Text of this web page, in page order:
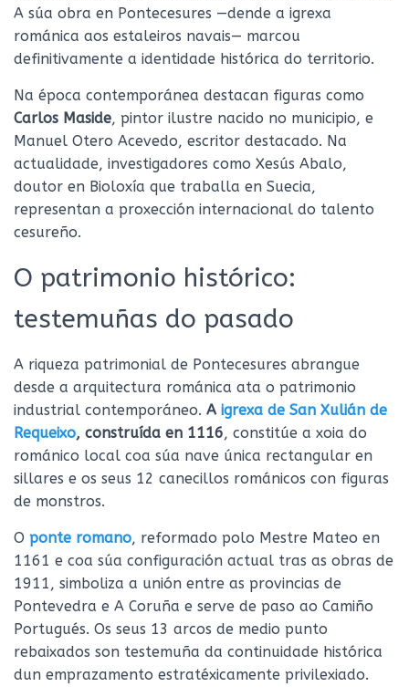
A súa obra en Pontecesures —dende a igrexa
románica aos estaleiros navais— marcou
definitivamente a identidade histórica do territorio.
Na época contemporánea destacan figuras como
Carlos Maside, pintor ilustre nacido no municipio, e
Manuel Otero Acevedo, escritor destacado. Na
actualidade, investigadores como Xesús Abalo,
doutor en Bioloxía que traballa en Suecia,
representan a proxección internacional do talento
cesureño.
O patrimonio histórico:
testemuñas do pasado
A riqueza patrimonial de Pontecesures abrangue
desde a arquitectura románica ata o patrimonio
industrial contemporáneo. A igrexa de San Xulián de
Requeixo, construída en 1116, constitúe a xoia do
románico local coa súa nave única rectangular en
sillares e os seus 12 canecillos románicos con figuras
de monstros.
O ponte romano, reformado polo Mestre Mateo en
1161 e coa súa configuración actual tras as obras de
1911, simboliza a unión entre as provincias de
Pontevedra e A Coruña e serve de paso ao Camiño
Portugués. Os seus 13 arcos de medio punto
rebaixados son testemuña da continuidade histórica
dun emprazamento estratéxicamente privilexiado.